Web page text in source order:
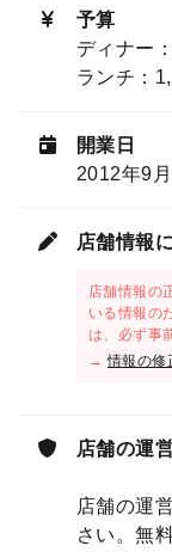
予算
ディナー
ランチ：
開業日
2012年9
店舗情報
店舗情報の
いる情報の
は、必ず事
→情報の修
店舗の運
店舗の運
さい。無